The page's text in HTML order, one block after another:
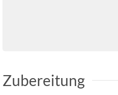
Zubereitung